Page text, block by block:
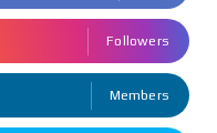
Followers
Members